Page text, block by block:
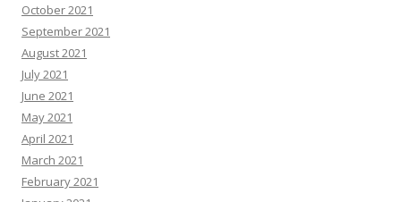
October 2021
September 2021
August 2021
July 2021
June 2021
May 2021
April 2021
March 2021
February 2021